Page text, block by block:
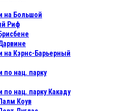
на Большой
Риф
на Кэрнс-Барьерный
по нац. парку
по нац. парку Какаду
Коув